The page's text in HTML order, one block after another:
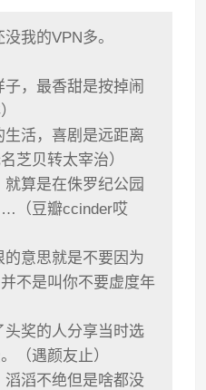
我的VPN多。
，最香甜是按掉闹
活，喜剧是远距离
芝贝转太宰治）
算是在侏罗纪公园
（豆瓣ccinder哎
意思就是不要因为
不是叫你不要虚度年
奖的人分享当时选
（遇颜友止）
滔不绝但是啥都没